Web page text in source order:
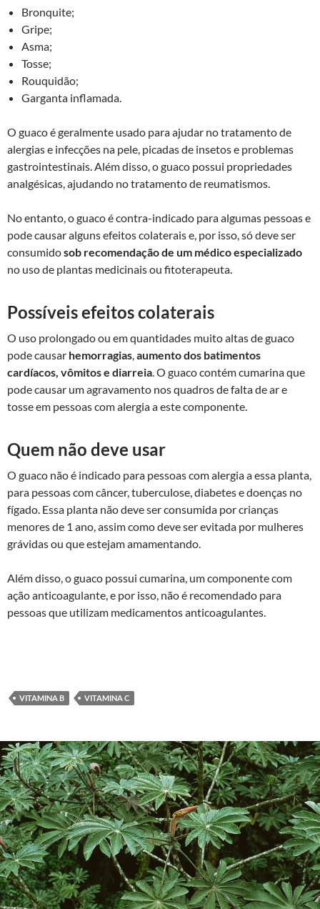
Bronquite;
Gripe;
Asma;
Tosse;
Rouquidão;
Garganta inflamada.
O guaco é geralmente usado para ajudar no tratamento de
alergias e infecções na pele, picadas de insetos e problemas
gastrointestinais. Além disso, o guaco possui propriedades
analgésicas, ajudando no tratamento de reumatismos.
No entanto, o guaco é contra-indicado para algumas pessoas e
pode causar alguns efeitos colaterais e, por isso, só deve ser
consumidosob recomendação de um médico especializado
no uso de plantas medicinais ou fitoterapeuta.
Possíveis efeitos colaterais
O uso prolongado ou em quantidades muito altas de guaco
pode causar hemorragias,aumento dos batimentos
cardíacos, vômitos e diarreia. O guaco contém cumarina que
pode causar um agravamento nos quadros de falta de ar e
tosse em pessoas com alergia a este componente.
Quem não deve usar
O guaco não é indicado para pessoas com alergia a essa planta,
para pessoas com câncer, tuberculose, diabetes e doenças no
fígado. Essa planta não deve ser consumida por crianças
menores de 1 ano, assim como deve ser evitada por mulheres
grávidas ou que estejam amamentando.
Além disso, o guaco possui cumarina, um componente com
ação anticoagulante, e por isso, não é recomendado para
pessoas que utilizam medicamentos anticoagulantes.
VITAMINA B VITAMINA C